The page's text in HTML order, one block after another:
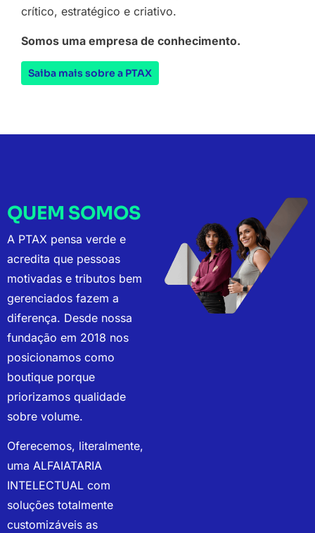
crítico, estratégico e criativo.
Somos uma empresa de conhecimento.
Saiba mais sobre a PTAX
QUEM SOMOS
A PTAX pensa verde e
acredita que pessoas
motivadas e tributos bem
gerenciados fazem a
diferença. Desde nossa
fundação em 2018 nos
posicionamos como
boutique porque
priorizamos qualidade
sobre volume.
Oferecemos, literalmente,
uma ALFAIATARIA
INTELECTUAL com
soluções totalmente
customizáveis as